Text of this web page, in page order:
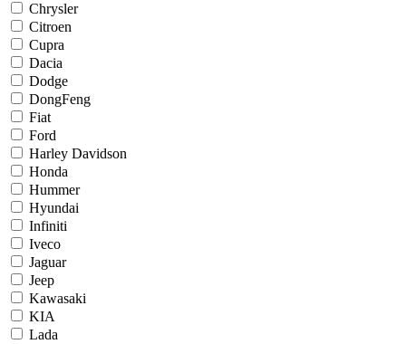
Chrysler
Citroen
Cupra
Dacia
Dodge
DongFeng
Fiat
Ford
Harley Davidson
Honda
Hummer
Hyundai
Infiniti
Iveco
Jaguar
Jeep
Kawasaki
KIA
Lada